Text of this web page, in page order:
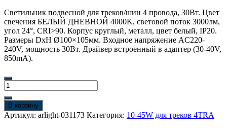
Светильник подвесной для треков/шин 4 провода, 30Вт. Цвет
свечения БЕЛЫЙ ДНЕВНОЙ 4000K, световой поток 3000лм,
угол 24°, CRI>90. Корпус круглый, металл, цвет белый, IP20.
Размеры DxH Ø100×105мм. Входное напряжение AC220-
240V, мощность 30Вт. Драйвер встроенный в адаптер (30-40V,
850mA).
Количество
товара
Светильник
LGD-
NIKA-
В корзину
Артикул: arlight-031173 Категория: 10-45W для треков 4TRA